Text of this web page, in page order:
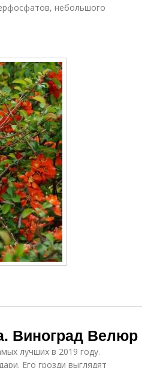
небольшого
Виноград Велюр
лучших в 2019 году.
Его грозди выглядят